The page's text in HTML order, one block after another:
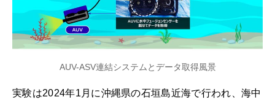
AUV-ASV連結システムとデータ取得風景
実験は2024年1月に沖縄県の石垣島近海で行われ、海中